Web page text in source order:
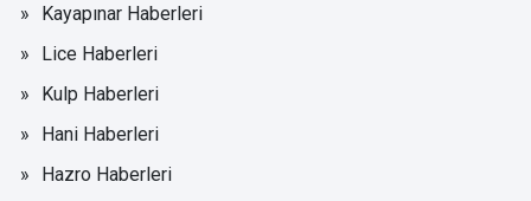
Kayapınar Haberleri
Lice Haberleri
Kulp Haberleri
Hani Haberleri
Hazro Haberleri